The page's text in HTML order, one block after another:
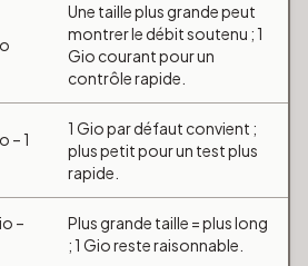
Une taille plus grande peut
montrer le débit soutenu ; 1
Gio courant pour un
contrôle rapide.
– 1
1 Gio par défaut convient ;
plus petit pour un test plus
rapide.
–
Plus grande taille = plus long
; 1 Gio reste raisonnable.